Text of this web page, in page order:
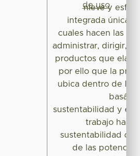
nieve y
integrada
cuales hacen las
administrar, dirigir,
productos que
por ello que la
ubica dentro de las
sustentabilidad y
trabajo hace
sustentabilidad
de las
de uso